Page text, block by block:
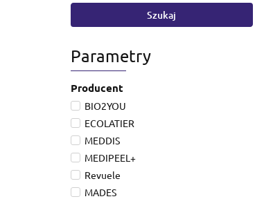
Szukaj
Parametry
Producent
BIO2YOU
ECOLATIER
MEDDIS
MEDIPEEL+
Revuele
MADES